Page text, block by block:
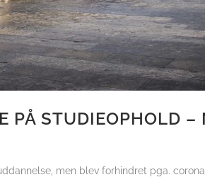
PÅ STUDIEOPHOLD –
men blev forhindret pga.